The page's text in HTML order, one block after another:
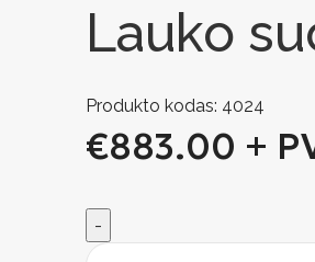
Lauko
Produkto kodas: 4024
€883.00 +